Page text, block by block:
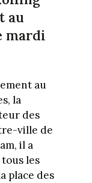
au
mardi
au
la
des
ville de
il a
les
place des